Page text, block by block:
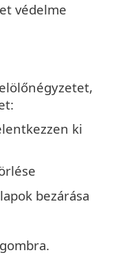
védelme
ki
bezárása
gombra.